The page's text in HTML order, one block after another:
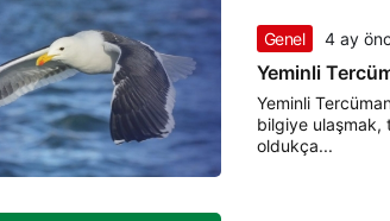
Genel 4 ay
Yeminli
Yeminli
bilgiye ulaşmak,
oldukça...